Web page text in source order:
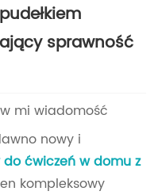
sprawność
mi wiadomość
nowy i
do ćwiczeń w domu z
kompleksowy